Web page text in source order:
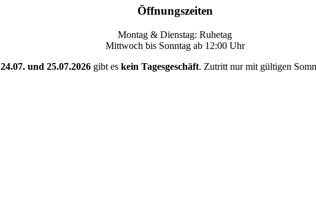
Öffnungszeiten
Montag & Dienstag: Ruhetag
Mittwoch bis Sonntag ab 12:00 Uhr
24.07. und 25.07.2026 gibt es kein Tagesgeschäft. Zutritt nur mit gültigen